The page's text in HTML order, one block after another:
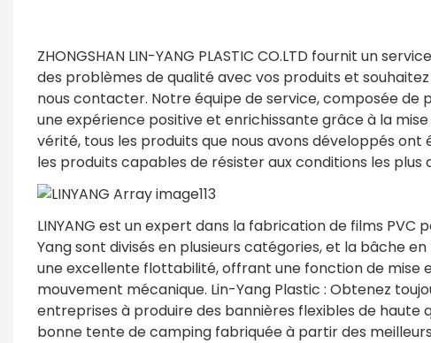
ZHONGSHAN LIN-YANG PLASTIC CO.LTD fournit un
des problèmes de qualité avec vos produits et
nous contacter. Notre équipe de service, composée de
une expérience positive et enrichissante grâce à la
vérité, tous les produits que nous avons développés
les produits capables de résister aux conditions les
LINYANG est un expert dans la fabrication de films
Yang sont divisés en plusieurs catégories, et la bâche
une excellente flottabilité, offrant une fonction de mise
mouvement mécanique. Lin-Yang Plastic : Obtenez
entreprises à produire des bannières flexibles de haute
bonne tente de camping fabriquée à partir des